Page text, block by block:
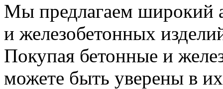
Мы предлагаем широкий
и железобетонных
Покупая бетонные и
можете быть уверены в их